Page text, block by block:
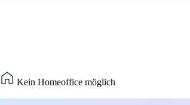
Kein Homeoffice möglich